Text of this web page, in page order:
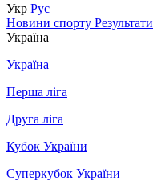
Укр Рус
Новини спорту Результати
Україна
Україна
Перша ліга
Друга ліга
Кубок України
Суперкубок України